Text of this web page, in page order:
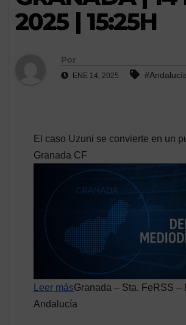
2025 | 15:25H
Por
ENE 14, 2025
El caso Uzuni se convierte en un
Granada CF
Leer másGranada – Sta. FeRSS –
Andalucía